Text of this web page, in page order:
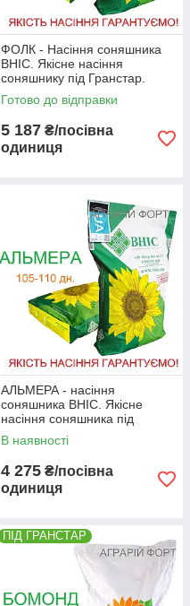
ФОЛК - Насіння соняшника
ВНІС. Якісне насіння
соняшнику під Гранстар.
Оригінал
Готово до відправки
5 187 ₴/посівна
одиниця
АЛЬМЕРА - насіння
соняшника ВНІС. Якісне
насіння соняшника під
гранстар. Оригінал
В наявності
4 275 ₴/посівна
одиниця
ПІД ГРАНСТАР